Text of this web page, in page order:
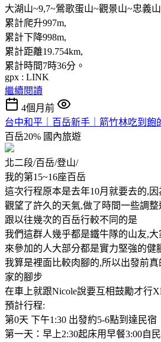
大湖山~9,7~鶯歌蛋山~觀景山~忠義
累計爬升997m,
累計下降998m,
累計距離19.754km,
累計時間7時36分。
gpx : LINK
繼續閱讀
4個月前
台中和平｜百岳新手｜箭竹林吃到飽
百岳20% 國內旅遊
北二段/百岳/登山/
我的第15~16座百岳
這次行程原本是去年10月就要去的,
觀望了許久的天氣,做了時間一些調
跟以往幾次的百岳行較不同的是
我們這群人幾乎都是鐵牛隊的山友,
來參加的人大部分都是實力堅強的健
我算是裡面比較肉腳的,所以出發前
家的腳步
在車上就跟Nicole說要互相鼓勵才行
預計行程:
第0天 下午1:30 出發約5-6點到達民宿
第一天：早上2:30起床用早餐3:00自